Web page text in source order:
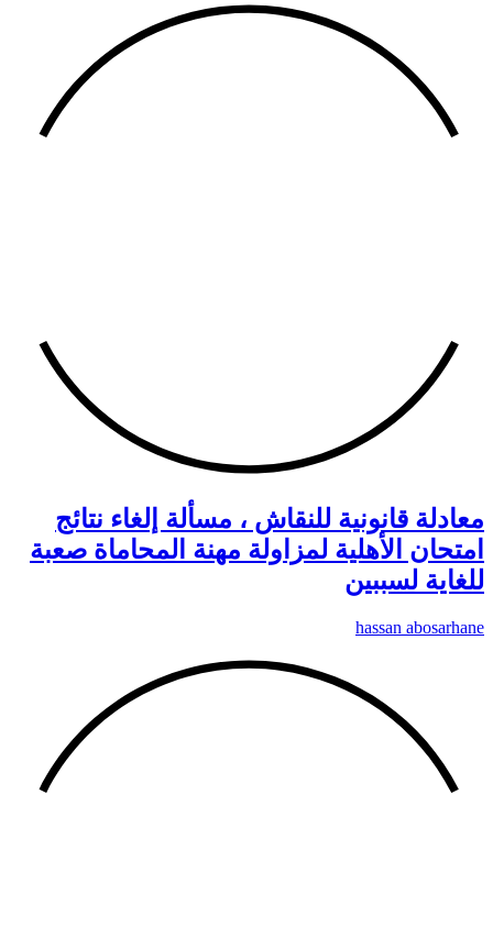
معادلة قانونية للنقاش ، مسألة إلغاء نتائج
امتحان الأهلية لمزاولة مهنة المحاماة صعبة
للغاية لسببين
hassan abosarhane